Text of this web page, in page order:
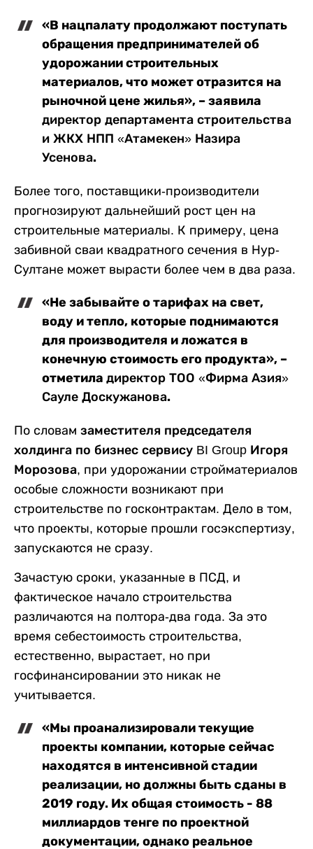
«В нацпалату продолжают поступать
обращения предпринимателей об
удорожании строительных
материалов, что может отразится на
рыночной цене жилья», – заявила
директор департамента строительства
и ЖКХ НПП «Атамекен» Назира
Усенова.
Более того, поставщики-производители
прогнозируют дальнейший рост цен на
строительные материалы. К примеру, цена
забивной сваи квадратного сечения в Нур-
Султане может вырасти более чем в два раза.
«Не забывайте о тарифах на свет,
воду и тепло, которые поднимаются
для производителя и ложатся в
конечную стоимость его продукта», –
отметила директор ТОО «Фирма Азия»
Сауле Доскужанова.
По словам заместителя председателя
холдинга по бизнес сервису BI Group Игоря
Морозова, при удорожании стройматериалов
особые сложности возникают при
строительстве по госконтрактам. Дело в том,
что проекты, которые прошли госэкспертизу,
запускаются не сразу.
Зачастую сроки, указанные в ПСД, и
фактическое начало строительства
различаются на полтора-два года. За это
время себестоимость строительства,
естественно, вырастает, но при
госфинансировании это никак не
учитывается.
«Мы проанализировали текущие
проекты компании, которые сейчас
находятся в интенсивной стадии
реализации, но должны быть сданы в
2019 году. Их общая стоимость - 88
миллиардов тенге по проектной
документации, однако реальное